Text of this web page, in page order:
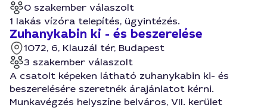
0 szakember válaszolt
1 lakás vízóra telepítés, ügyintézés.
Zuhanykabin ki - és beszerelése
1072, 6, Klauzál tér, Budapest
3 szakember válaszolt
A csatolt képeken látható zuhanykabin ki- és
beszerelésére szeretnék árajánlatot kérni.
Munkavégzés helyszíne belváros, VII. kerület